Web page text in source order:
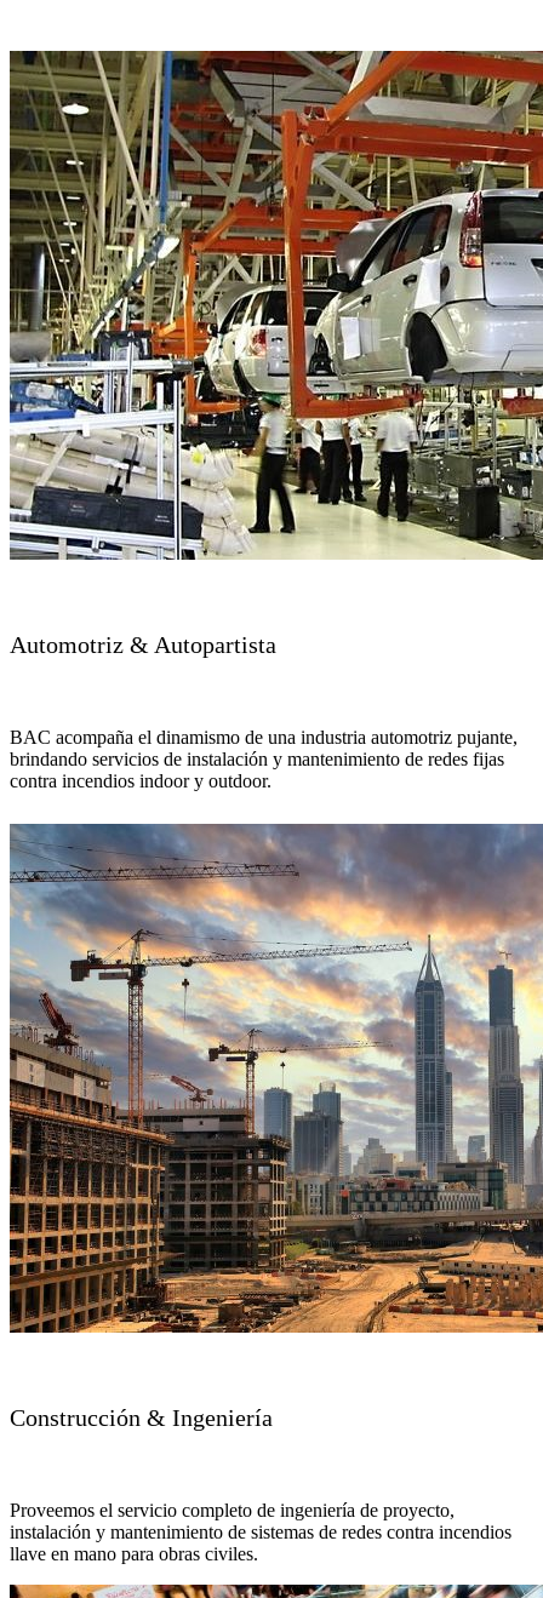
Automotriz & Autopartista
BAC acompaña el dinamismo de una industria automotriz pujante,
brindando servicios de instalación y mantenimiento de redes fijas
contra incendios indoor y outdoor.
Construcción & Ingeniería
Proveemos el servicio completo de ingeniería de proyecto,
instalación y mantenimiento de sistemas de redes contra incendios
llave en mano para obras civiles.